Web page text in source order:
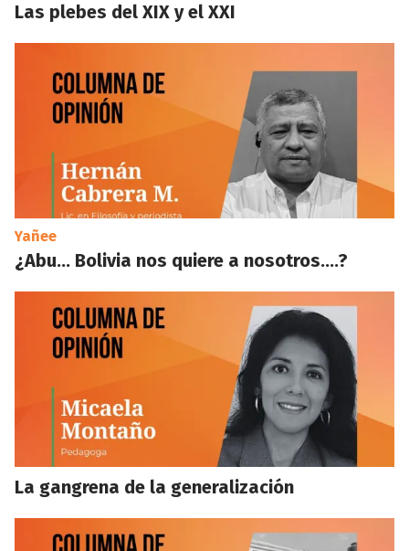
Las plebes del XIX y el XXI
Yañee
¿Abu… Bolivia nos quiere a nosotros….?
La gangrena de la generalización